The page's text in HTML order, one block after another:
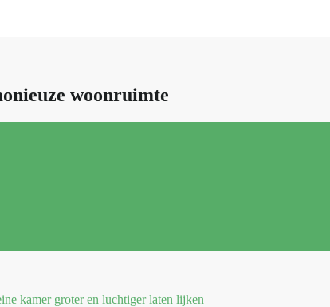
woonruimte
kamer groter en luchtiger laten lijken